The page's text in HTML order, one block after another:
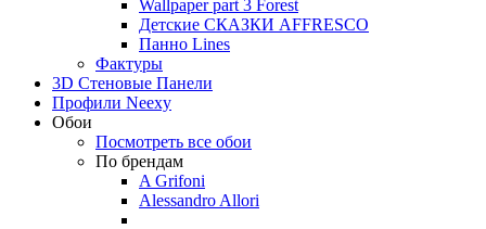
Wallpaper part 3 Forest
Детские СКАЗКИ AFFRESCO
Панно Lines
Фактуры
3D Стеновые Панели
Профили Neexy
Обои
Посмотреть все обои
По брендам
A Grifoni
Alessandro Allori